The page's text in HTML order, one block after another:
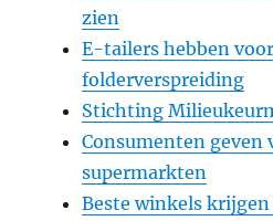
zien
E-tailers hebben
folderverspreiding
Stichting
Consumenten geven
supermarkten
Beste winkels krijgen